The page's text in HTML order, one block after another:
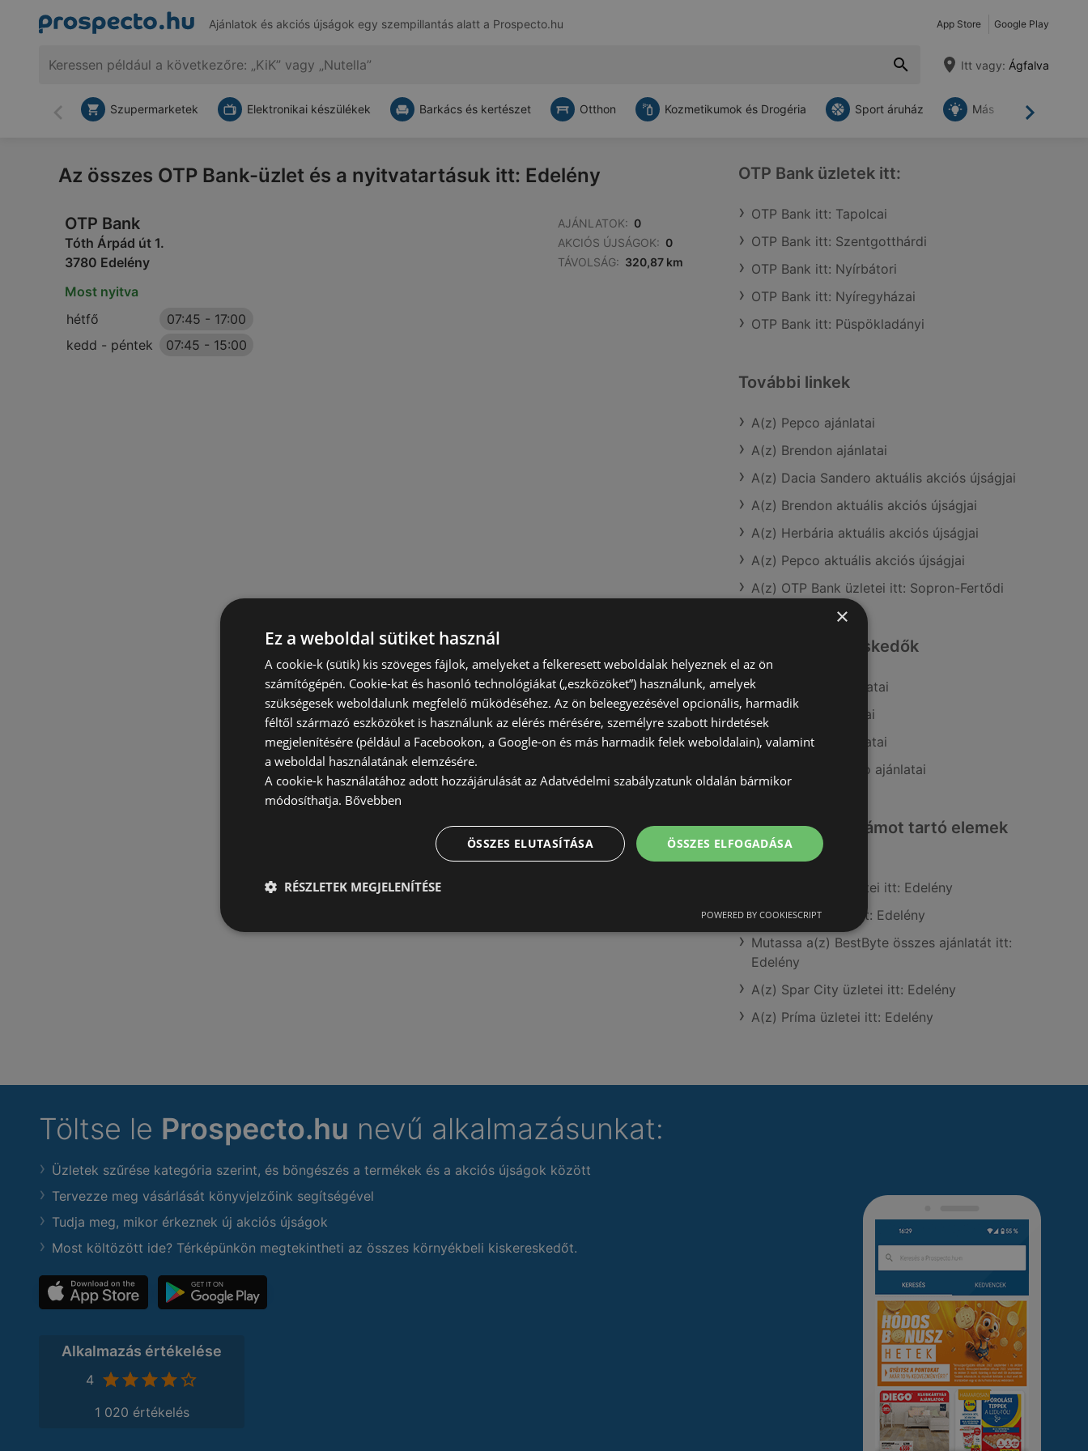
Ajánlatok és akciós újságok egy szempillantás alatt a Prospecto.hu App Store Google Play
Itt vagy: Ágfalva
Vissza Tovább
Szupermarketek Elektronikai készülékek Barkács és kertészet Otthon Kozmetikumok és Drogéria Sport áruház Más
Az összes OTP Bank-üzlet és a nyitvatartásuk itt: Edelény
OTP Bank
Tóth Árpád út 1.
3780 Edelény
AJÁNLATOK: 0
AKCIÓS ÚJSÁGOK: 0
TÁVOLSÁG: 320,87 km
Most nyitva
hétfő
07:45 - 17:00
kedd - péntek
07:45 - 15:00
OTP Bank üzletek itt:
OTP Bank itt: Tapolcai
OTP Bank itt: Szentgotthárdi
OTP Bank itt: Nyírbátori
OTP Bank itt: Nyíregyházai
OTP Bank itt: Püspökladányi
További linkek
A(z) Pepco ajánlatai
A(z) Brendon ajánlatai
A(z) Dacia Sandero aktuális akciós újságjai
A(z) Brendon aktuális akciós újságjai
A(z) Herbária aktuális akciós újságjai
A(z) Pepco aktuális akciós újságjai
A(z) OTP Bank üzletei itt: Sopron-Fertődi
Hasonló kiskereskedők
A(z) Herbária ajánlatai
A(z) Pepco ajánlatai
A(z) Brendon ajánlatai
A(z) Dacia Sandero ajánlatai
Érdeklődésre számot tartó elemek
itt:
A(z) BestByte üzletei itt: Edelény
A(z) CBA üzletei itt: Edelény
Mutassa a(z) BestByte összes ajánlatát itt:
Edelény
A(z) Spar City üzletei itt: Edelény
A(z) Príma üzletei itt: Edelény
Töltse le Prospecto.hu nevű alkalmazásunkat:
Üzletek szűrése kategória szerint, és böngészés a termékek és a akciós újságok között
Tervezze meg vásárlását könyvjelzőink segítségével
Tudja meg, mikor érkeznek új akciós újságok
Most költözött ide? Térképünkön megtekintheti az összes környékbeli kiskereskedőt.
Alkalmazás értékelése
4
1 020 értékelés
×
Ez a weboldal sütiket használ
A cookie-k (sütik) kis szöveges fájlok, amelyeket a felkeresett weboldalak helyeznek el az ön
számítógépén. Cookie-kat és hasonló technológiákat („eszközöket”) használunk, amelyek
szükségesek weboldalunk megfelelő működéséhez. Az ön beleegyezésével opcionális, harmadik
féltől származó eszközöket is használunk az elérés mérésére, személyre szabott hirdetések
megjelenítésére (például a Facebookon, a Google-on és más harmadik felek weboldalain), valamint
a weboldal használatának elemzésére.
A cookie-k használatához adott hozzájárulását az Adatvédelmi szabályzatunk oldalán bármikor
módosíthatja. Bővebben
ÖSSZES ELFOGADÁSA
ÖSSZES ELUTASÍTÁSA
RÉSZLETEK MEGJELENÍTÉSE
POWERED BY COOKIESCRIPT